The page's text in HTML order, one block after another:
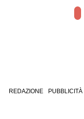
REDAZIONE PUBBLICITÀ